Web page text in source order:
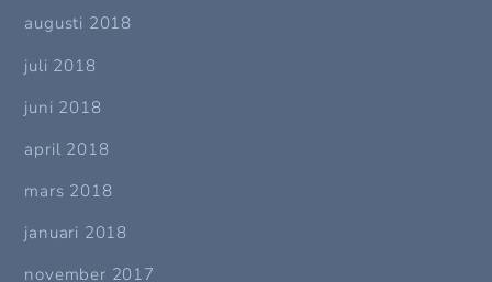
augusti 2018
juli 2018
juni 2018
april 2018
mars 2018
januari 2018
november 2017